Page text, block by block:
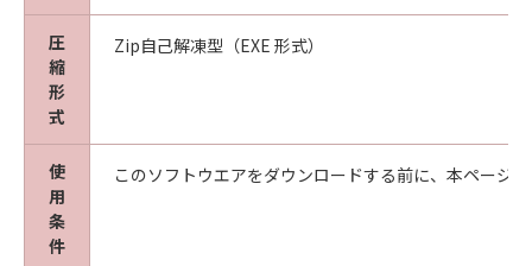
圧
縮
形
式
Zip自己解凍型（EXE 形式）
使
用
条
件
このソフトウエアをダウンロードする前に、本ページ